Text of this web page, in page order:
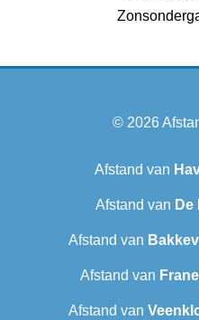
© 2026
Afstand van
Afstand van De
Afstand van
Afstand van
Afstand van